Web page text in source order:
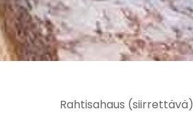
Rahtisahaus (siirrettävä)